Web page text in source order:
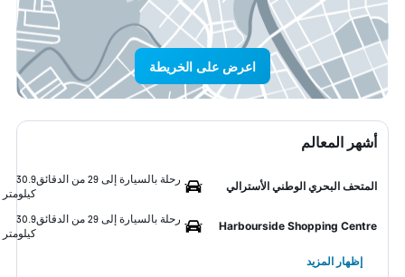
اعرض على الخريطة
أشهر المعالم
المتحف البحري الوطني الأسترالي
رحلة بالسيارة إلى 29 من الدقائق
30.9
كيلومتر
Harbourside Shopping Centre
رحلة بالسيارة إلى 29 من الدقائق
30.9
كيلومتر
إظهار المزيد